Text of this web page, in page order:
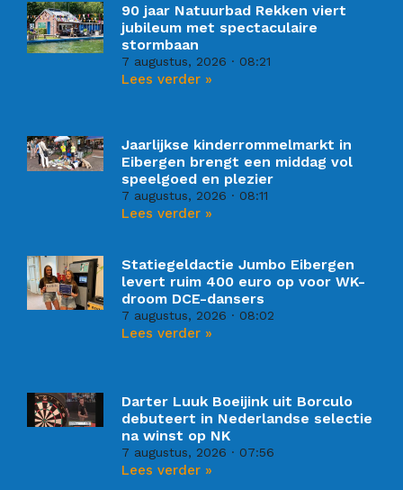
90 jaar Natuurbad Rekken viert
jubileum met spectaculaire
stormbaan
7 augustus, 2026 08:21
Lees verder »
Jaarlijkse kinderrommelmarkt in
Eibergen brengt een middag vol
speelgoed en plezier
7 augustus, 2026 08:11
Lees verder »
Statiegeldactie Jumbo Eibergen
levert ruim 400 euro op voor WK-
droom DCE-dansers
7 augustus, 2026 08:02
Lees verder »
Darter Luuk Boeijink uit Borculo
debuteert in Nederlandse selectie
na winst op NK
7 augustus, 2026 07:56
Lees verder »